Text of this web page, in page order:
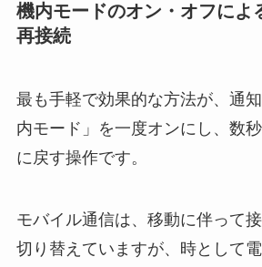
機内モードのオン・オフによ
再接続
最も手軽で効果的な方法が、通
内モード」を一度オンにし、数
に戻す操作です。
モバイル通信は、移動に伴って
切り替えていますが、時として